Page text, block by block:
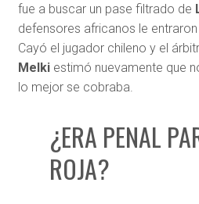
fue a buscar un pase filtrado de
defensores africanos le
Cayó el jugador chileno y el
Melkiestimó nuevamente que
lo mejor se cobraba.
¿ERA PENAL
ROJA?